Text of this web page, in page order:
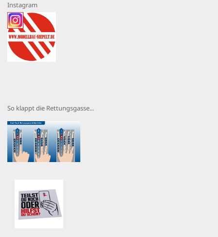
Instagram
So klappt die Rettungsgasse...